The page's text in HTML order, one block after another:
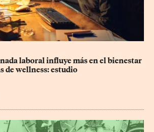
laboral influye más en el bienestar
de wellness: estudio